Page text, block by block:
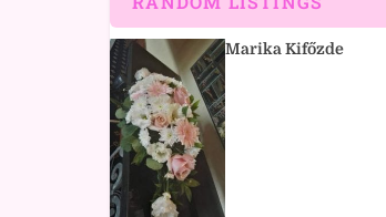
Marika Kifőzde